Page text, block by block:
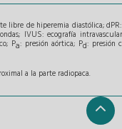
libre de hiperemia diastólica;
IVUS: ecografía
Pa: presión aórtica; Pd: presión
a la parte radiopaca.